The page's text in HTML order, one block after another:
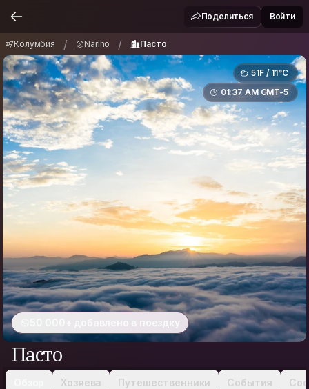
Пасто Поделиться Войти
Колумбия / Nariño / Пасто
51F / 11°C
01:37 AM GMT-5
50 000+ добавлено в поездку
Пасто
Хозяева Путешественники События